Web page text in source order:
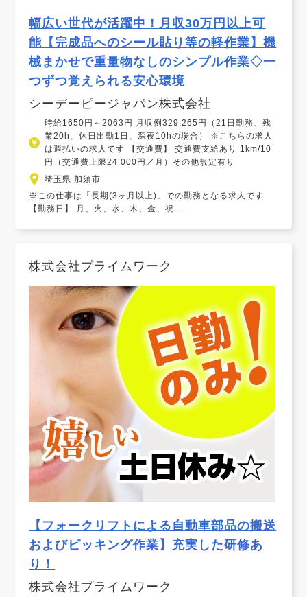
幅広い世代が活躍中！月収30万円以上可
能【完成品へのシール貼り等の軽作業】機
械まかせで重量物なしのシンプル作業◇一
つずつ覚えられる安心環境
シーデーピージャパン株式会社
時給1650円～2063円 月収例329,265円（21日勤務、残
業20h、休日出勤1日、深夜10hの場合） ※こちらの求人
は週払いの求人です 【交通費】 交通費支給あり 1km/10
円（交通費上限24,000円／月）その他規定有り
埼玉県 加須市
※この仕事は「長期(3ヶ月以上)」での勤務となる求人です
【勤務日】 月、火、水、木、金、祝 ...
株式会社プライムワーク
【フォークリフトによる自動車部品の搬送
およびピッキング作業】充実した研修あ
り！
株式会社プライムワーク